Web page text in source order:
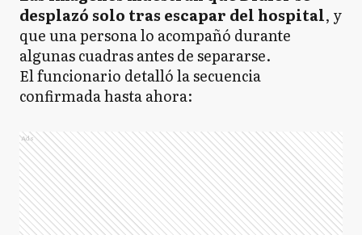
desplazó solo tras escapar del hospital, y
que una persona lo acompañó durante
algunas cuadras antes de separarse.
El funcionario detalló la secuencia
confirmada hasta ahora:
Ads